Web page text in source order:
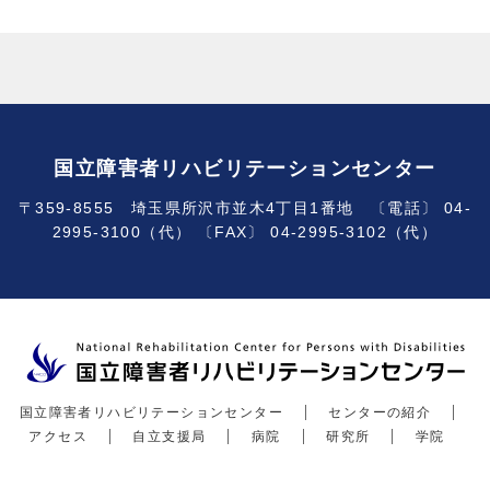
国立障害者リハビリテーションセンター
〒359-8555 埼玉県所沢市並木4丁目1番地 〔電話〕 04-
2995-3100（代） 〔FAX〕 04-2995-3102（代）
国立障害者リハビリテーションセンター
センターの紹介
アクセス
自立支援局 病院 研究所 学院